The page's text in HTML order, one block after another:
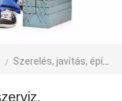
Szerelés, javítás, építkezés